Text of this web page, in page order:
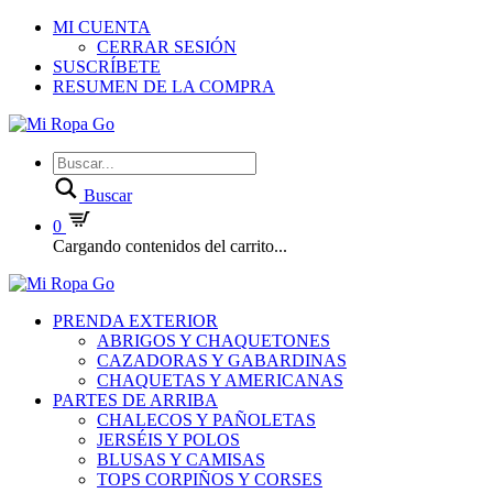
MI CUENTA
CERRAR SESIÓN
SUSCRÍBETE
RESUMEN DE LA COMPRA
Buscar
0
Cargando contenidos del carrito...
PRENDA EXTERIOR
ABRIGOS Y CHAQUETONES
CAZADORAS Y GABARDINAS
CHAQUETAS Y AMERICANAS
PARTES DE ARRIBA
CHALECOS Y PAÑOLETAS
JERSÉIS Y POLOS
BLUSAS Y CAMISAS
TOPS CORPIÑOS Y CORSES